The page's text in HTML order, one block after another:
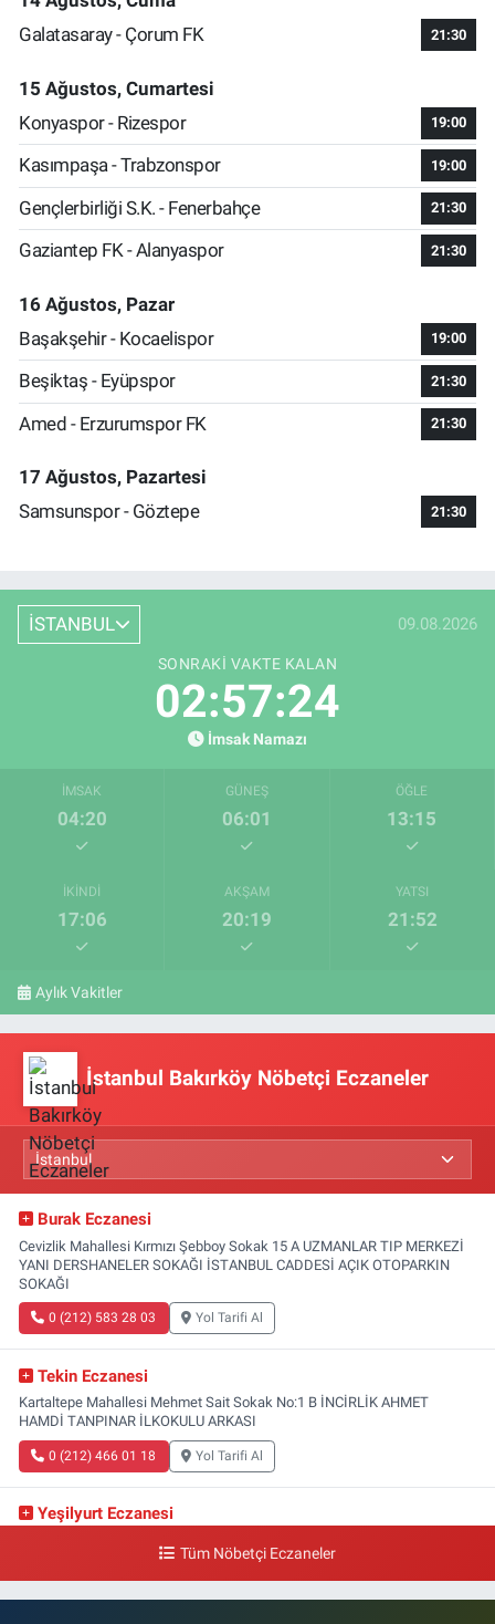
Galatasaray - Çorum FK
21:30
15 Ağustos, Cumartesi
Konyaspor - Rizespor
19:00
Kasımpaşa - Trabzonspor 19:00
Gençlerbirliği S.K. - Fenerbahçe 21:30
Gaziantep FK - Alanyaspor 21:30
16 Ağustos, Pazar
Başakşehir - Kocaelispor
19:00
Beşiktaş - Eyüpspor 21:30
Amed - Erzurumspor FK 21:30
17 Ağustos, Pazartesi
Samsunspor - Göztepe
21:30
İSTANBUL 09.08.2026
SONRAKI VAKTE KALAN
02:57:23
İmsak Namazı
İMSAK
04:20
GÜNEŞ
06:01
ÖĞLE
13:15
İKINDI
17:06
AKŞAM
20:19
YATSI
21:52
Aylık Vakitler
İstanbul Bakırköy Nöbetçi Eczaneler
Burak Eczanesi
Cevizlik Mahallesi Kırmızı Şebboy Sokak 15 A UZMANLAR TIP MERKEZİ
YANI DERSHANELER SOKAĞI İSTANBUL CADDESİ AÇIK OTOPARKIN
SOKAĞI
0 (212) 583 28 03 Yol Tarifi Al
Tekin Eczanesi
Kartaltepe Mahallesi Mehmet Sait Sokak No:1 B İNCİRLİK AHMET
HAMDİ TANPINAR İLKOKULU ARKASI
0 (212) 466 01 18 Yol Tarifi Al
Yeşilyurt Eczanesi
Tüm Nöbetçi Eczaneler